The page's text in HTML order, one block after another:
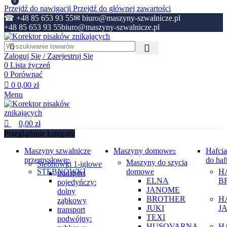
Przejdź do nawigacji Przejdź do głównej zawartości
☎ +48 85 653 93 55✉ biuro@maszyny-szwalnicze.pl
+48 85 653 93 55biuro@maszyny-szwalnicze.pl
Zaloguj Się / Zarejestruj Się
0 Lista życzeń
0 Porównać
0 0,00 zł
Menu
0
0,00 zł
Przeglądanie kategorii
Maszyny szwalnicze
przemysłowe
STEBNÓWKI
Stebnówki 1-igłowe
transport
pojedyńczy:
dolny
ząbkowy
transport
podwójny:
Maszyny domowe
Maszyny do szycia
domowe
ELNA
JANOME
BROTHER
JUKI
TEXI
do